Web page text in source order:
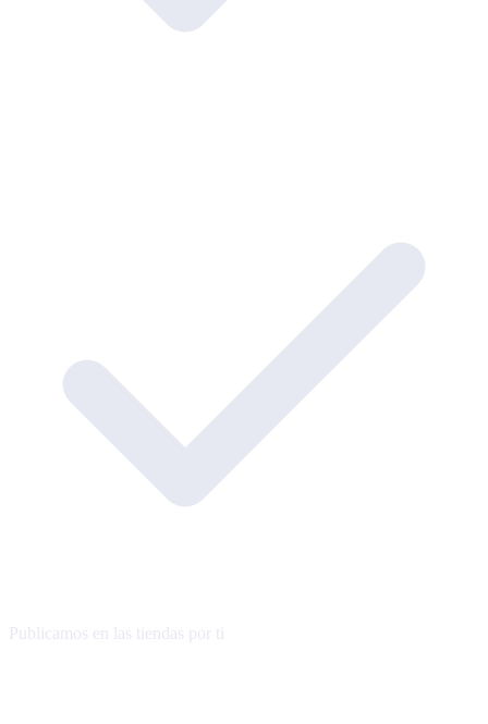
Publicamos en las tiendas por ti